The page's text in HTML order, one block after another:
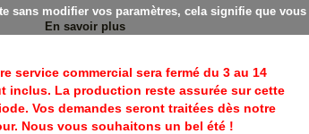
- Fabrication Française éco-responsable
modifier vos paramètres, cela signifie que
En savoir plus
service commercial sera fermé du 3 au 14
inclus. La production reste assurée sur cette
Vos demandes seront traitées dès notre
Nous vous souhaitons un bel été !